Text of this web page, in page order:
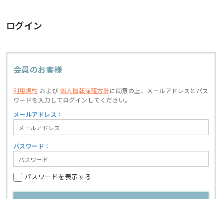
ログイン
会員のお客様
利用規約 および個人情報保護方針に同意の上、
メールアドレスとパス
ワードを入力してログインしてください。
メールアドレス：
パスワード：
パスワードを表示する